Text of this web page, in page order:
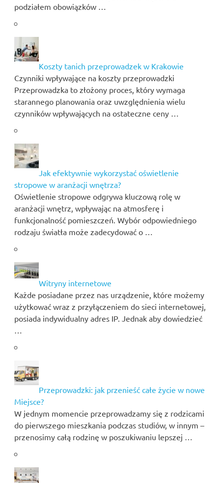
podziałem obowiązków …
Koszty tanich przeprowadzek w Krakowie
Czynniki wpływające na koszty przeprowadzki
Przeprowadzka to złożony proces, który wymaga
starannego planowania oraz uwzględnienia wielu
czynników wpływających na ostateczne ceny …
Jak efektywnie wykorzystać oświetlenie
stropowe w aranżacji wnętrza?
Oświetlenie stropowe odgrywa kluczową rolę w
aranżacji wnętrz, wpływając na atmosferę i
funkcjonalność pomieszczeń. Wybór odpowiedniego
rodzaju światła może zadecydować o …
Witryny internetowe
Każde posiadane przez nas urządzenie, które możemy
użytkować wraz z przyłączeniem do sieci internetowej,
posiada indywidualny adres IP. Jednak aby dowiedzieć
…
Przeprowadzki: jak przenieść całe życie w nowe
Miejsce?
W jednym momencie przeprowadzamy się z rodzicami
do pierwszego mieszkania podczas studiów, w innym –
przenosimy całą rodzinę w poszukiwaniu lepszej …